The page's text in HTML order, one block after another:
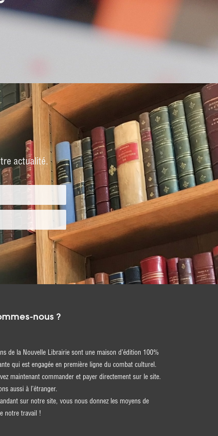
actualité.
nous ?
de la Nouvelle Librairie sont une maison d’édition 100%
qui est engagée en première ligne du combat culturel.
maintenant commander et payer directement sur le site.
aussi à l’étranger.
sur notre site, vous nous donnez les moyens de
notre travail !